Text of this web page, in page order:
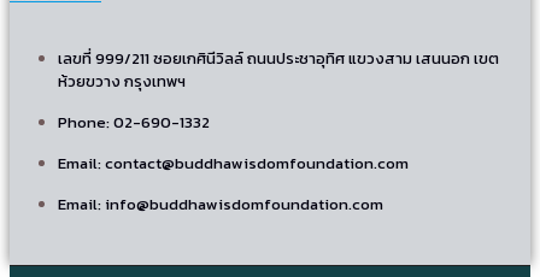
เลขที่ 999/211 ซอยเกศินีวิลล์ ถนนประชาอุทิศ แขวงสาม เสนนอก เขต
ห้วยขวาง กรุงเทพฯ
Phone: 02-690-1332
Email: contact@buddhawisdomfoundation.com
Email: info@buddhawisdomfoundation.com